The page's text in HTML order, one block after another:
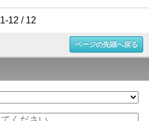
1-12 / 12
ページの先頭へ戻る